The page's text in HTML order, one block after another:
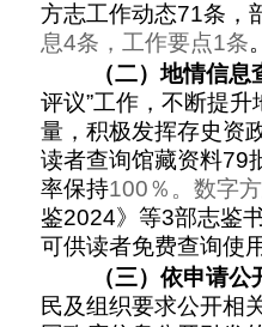
方志工作动态71条，
息4条，工作要点1条。
（二）地情信息
评议”工作，不断提
量，积极发挥存史资
读者查询馆藏资料79
率保持100％。数字
鉴2024》等3部志鉴
可供读者免费查询使用
（三）依申请公
民及组织要求公开相